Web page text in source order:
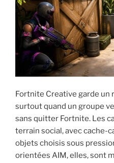
Fortnite Creative garde un
surtout quand un groupe
sans quitter Fortnite. Les
terrain social, avec cache-
objets choisis sous
orientées AIM, elles, sont